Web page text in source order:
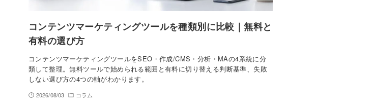
コンテンツマーケティングツールを種類別に比較｜無料と
有料の選び方
コンテンツマーケティングツールをSEO・作成/CMS・分析・MAの4系統に分
類して整理。無料ツールで始められる範囲と有料に切り替える判断基準、失敗
しない選び方の4つの軸がわかります。
2026/08/03 コラム